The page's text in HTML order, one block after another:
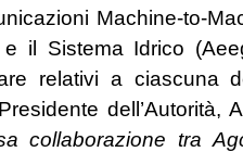
Machine-to-
e il Sistema Idrico
relativi a ciascuna
dell’Autorità,
collaborazione tra